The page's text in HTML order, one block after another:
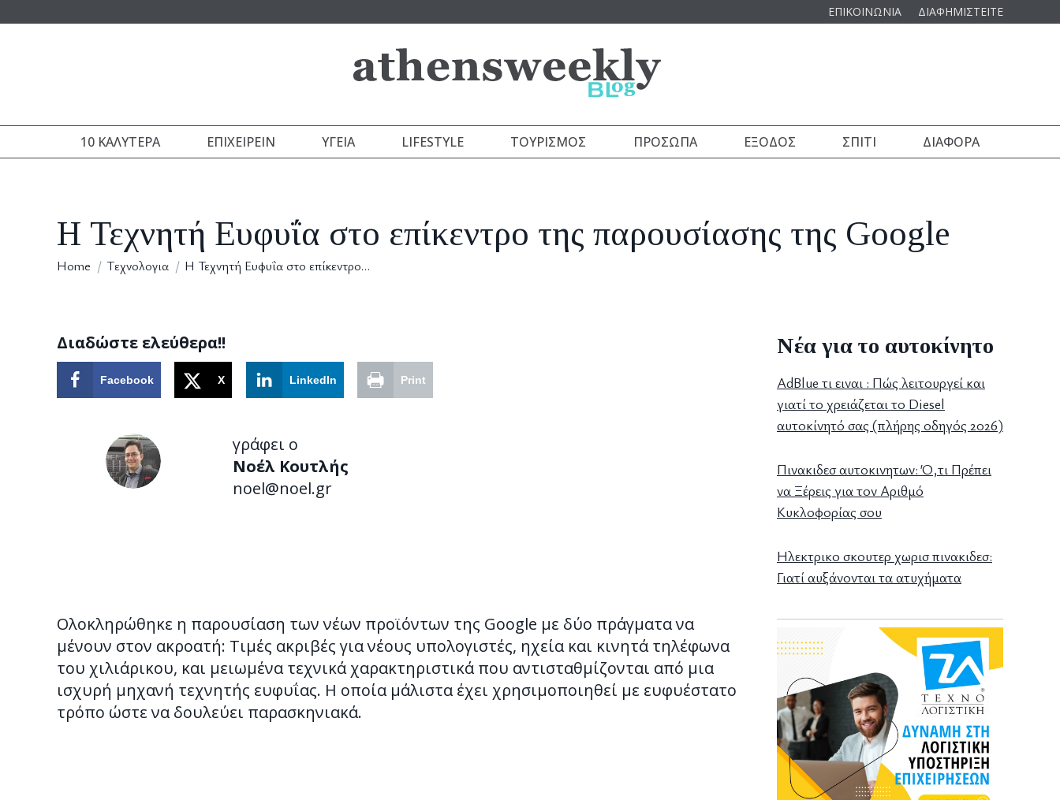
ΕΠΙΚΟΙΝΩΝΙΑ ΔΙΑΦΗΜΙΣΤΕΙΤΕ
10 ΚΑΛΎΤΕΡΑ ΕΠΙΧΕΙΡΕΊΝ ΥΓΕΊΑ LIFESTYLE ΤΟΥΡΙΣΜΌΣ ΠΡΌΣΩΠΑ ΈΞΟΔΟΣ ΣΠΊΤΙ ΔΙΆΦΟΡΑ
Η Τεχνητή Ευφυΐα στο επίκεντρο της παρουσίασης της Google
You are here:
Home Tεχνολογια Η Τεχνητή Ευφυΐα στο επίκεντρο…
Διαδώστε ελεύθερα!!
Facebook X LinkedIn Print
γράφει ο
Νοέλ Κουτλής
noel@noel.gr
Ολοκληρώθηκε η παρουσίαση των νέων προϊόντων της Google με δύο πράγματα να
μένουν στον ακροατή: Τιμές ακριβές για νέους υπολογιστές, ηχεία και κινητά τηλέφωνα
του χιλιάρικου, και μειωμένα τεχνικά χαρακτηριστικά που αντισταθμίζονται από μια
ισχυρή μηχανή τεχνητής ευφυΐας. Η οποία μάλιστα έχει χρησιμοποιηθεί με ευφυέστατο
τρόπο ώστε να δουλεύει παρασκηνιακά.
Νέα για το αυτοκίνητο
AdBlue τι ειναι : Πώς λειτουργεί και
γιατί το χρειάζεται το Diesel
αυτοκίνητό σας (πλήρης οδηγός 2026)
Πινακιδεσ αυτοκινητων: Ό,τι Πρέπει
να Ξέρεις για τον Αριθμό
Κυκλοφορίας σου
Ηλεκτρικο σκουτερ χωρισ πινακιδεσ:
Γιατί αυξάνονται τα ατυχήματα